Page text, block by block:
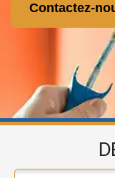
Contactez-